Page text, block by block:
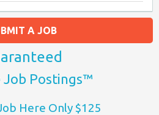
A JOB
Job Postings™
Here Only $125